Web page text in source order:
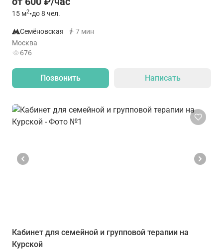
15 м2•до 8 чел.
Семёновская
7 мин
Москва
676
Позвонить Написать
Кабинет для семейной и групповой терапии на
Курской